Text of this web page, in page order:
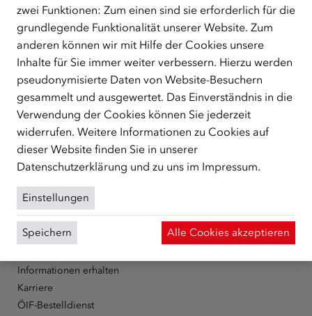
ÜBER UNS
Der Österreichische Integrationsfonds (ÖIF) ist ein Fonds der
Republik Österreich, der Flüchtlinge, subsidiär
Schutzberechtigte, Vertriebene sowie Zuwander/innen als
zentrale Anlaufstelle bei der Integration in Österreich
unterstützt.mehr
FacebookYouTubeInstagramLinkedIn
Über den ÖIF
Der Österreichische Integrationsfonds (ÖIF)
Organigramm
Informationen erhalten
Karriere
ÖIF-Bestelldienst
zwei Funktionen: Zum einen sind sie erforderlich für die
grundlegende Funktionalität unserer Website. Zum
anderen können wir mit Hilfe der Cookies unsere
Inhalte für Sie immer weiter verbessern. Hierzu werden
pseudonymisierte Daten von Website-Besuchern
gesammelt und ausgewertet. Das Einverständnis in die
Verwendung der Cookies können Sie jederzeit
widerrufen. Weitere Informationen zu Cookies auf
dieser Website finden Sie in unserer
Datenschutzerklärung und zu uns im Impressum.
Einstellungen
Speichern Alle Cookies akzeptieren